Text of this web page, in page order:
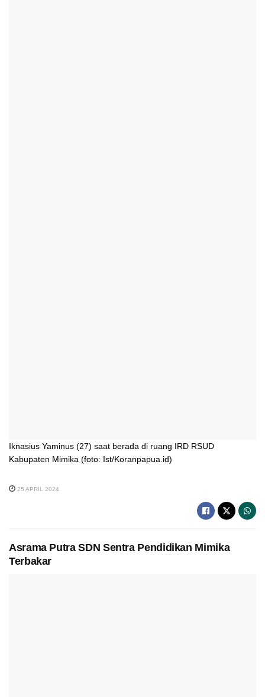
Iknasius Yaminus (27) saat berada di ruang IRD RSUD
Kabupaten Mimika (foto: Ist/Koranpapua.id)
25 APRIL 2024
Asrama Putra SDN Sentra Pendidikan Mimika
Terbakar